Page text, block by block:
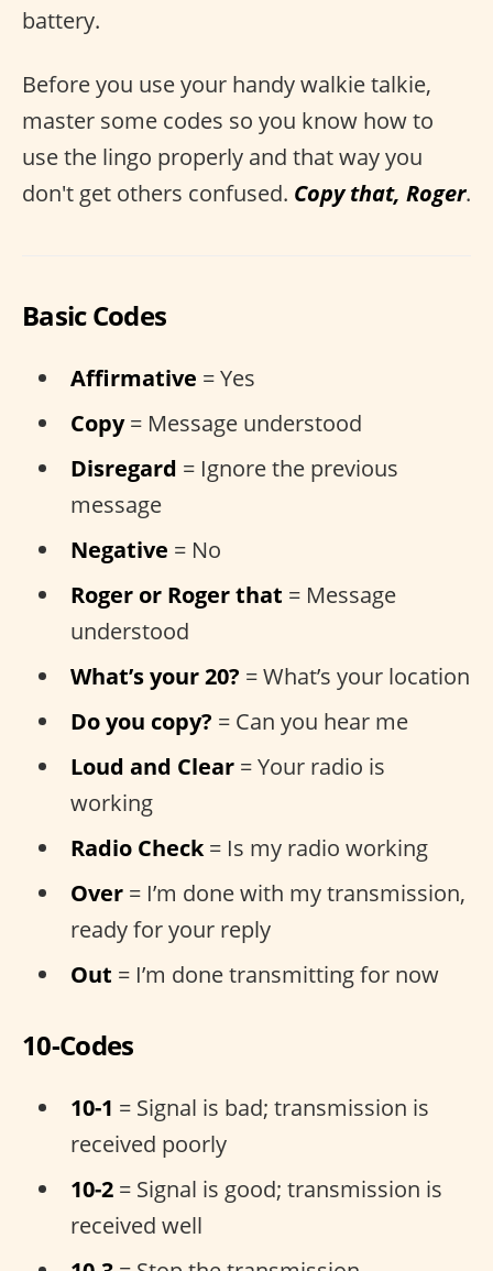
battery.
Before you use your handy walkie talkie,
master some codes so you know how to
use the lingo properly and that way you
don't get others confused. Copy that, Roger.
Basic Codes
Affirmative = Yes
Copy= Message understood
Disregard = Ignore the previous
message
Negative = No
Roger or Roger that = Message
understood
What’s your 20? = What’s your location
Do you copy? = Can you hear me
Loud and Clear = Your radio is
working
Radio Check= Is my radio working
Over = I’m done with my transmission,
ready for your reply
Out = I’m done transmitting for now
10-Codes
10-1 = Signal is bad; transmission is
received poorly
10-2 = Signal is good; transmission is
received well